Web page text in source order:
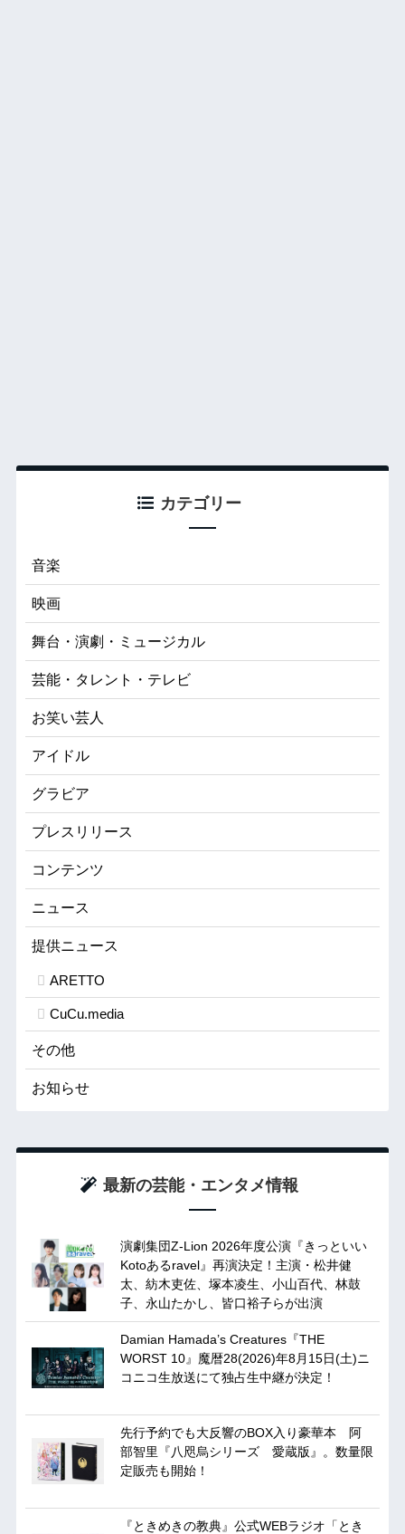
カテゴリー
音楽
映画
舞台・演劇・ミュージカル
芸能・タレント・テレビ
お笑い芸人
アイドル
グラビア
プレスリリース
コンテンツ
ニュース
提供ニュース
ARETTO
CuCu.media
その他
お知らせ
最新の芸能・エンタメ情報
演劇集団Z-Lion 2026年度公演『きっといい
Kotoあるravel』再演決定！主演・松井健
太、紡木吏佐、塚本凌生、小山百代、林鼓
子、永山たかし、皆口裕子らが出演
Damian Hamada’s Creatures『THE
WORST 10』魔暦28(2026)年8月15日(土)ニ
コニコ生放送にて独占生中継が決定！
先行予約でも大反響のBOX入り豪華本 阿
部智里『八咫烏シリーズ 愛蔵版』。数量限
定販売も開始！
『ときめきの教典』公式WEBラジオ「とき